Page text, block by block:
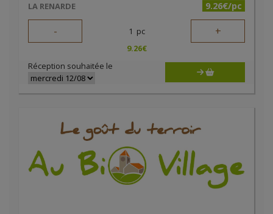
LA RENARDE 9.26€/pc
- 1 pc +
9.26€
Réception souhaitée le